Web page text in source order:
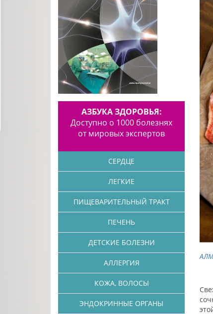
АЗБУКА ЗДОРОВЬЯ:
Доступно о 1000 болезнях
от мировых экспертов
СЕРДЦЕ
ЛЕГКИЕ
ПИЩЕВАРИТЕЛЬНЫЙ ТРАКТ
ПЕЧЕНЬ
ДЕТСКИЕ БОЛЕЗНИ
АЛЛЕРГИЯ
КОЖА, ВОЛОСЫ
ЭНДОКРИННЫЕ ОРГАНЫ